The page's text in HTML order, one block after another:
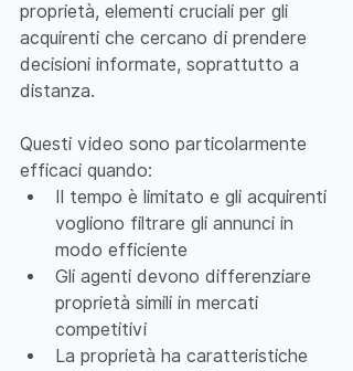
proprietà, elementi cruciali per gli
acquirenti che cercano di prendere
decisioni informate, soprattutto a
distanza.
Questi video sono particolarmente
efficaci quando:
Il tempo è limitato e gli acquirenti
vogliono filtrare gli annunci in
modo efficiente
Gli agenti devono differenziare
proprietà simili in mercati
competitivi
La proprietà ha caratteristiche